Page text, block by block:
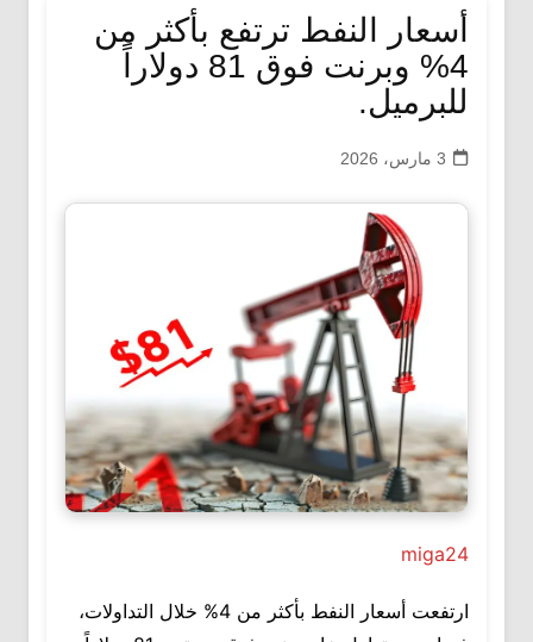
أسعار النفط ترتفع بأكثر من
4% وبرنت فوق 81 دولاراً
للبرميل.
3 مارس، 2026
miga24
ارتفعت أسعار النفط بأكثر من 4% خلال التداولات،